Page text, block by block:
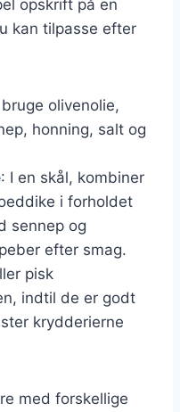
opskrift på en
kan tilpasse efter
olivenolie,
honning, salt og
: I en skål, kombiner
i forholdet
sennep og
efter smag.
pisk
indtil de er godt
krydderierne
med forskellige